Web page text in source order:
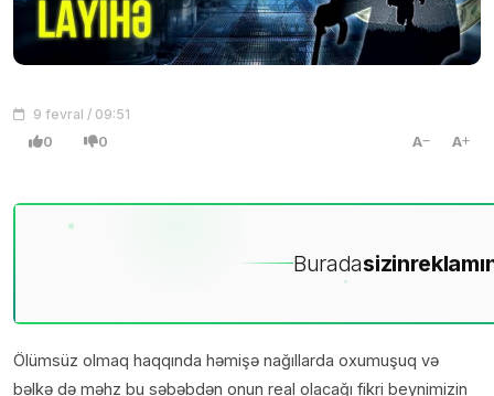
9 fevral / 09:51
0 0 A A
Buradasizin
Ölümsüz olmaq haqqında həmişə nağıllarda oxumuşuq və
bəlkə də məhz bu səbəbdən onun real olacağı fikri beynimizin